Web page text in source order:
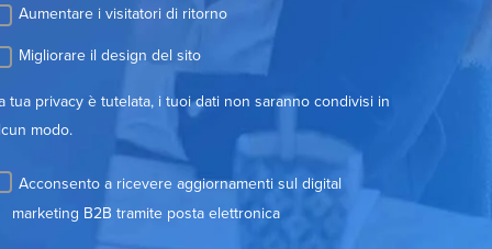
Aumentare i visitatori di ritorno
Migliorare il design del sito
tua privacy è tutelata, i tuoi dati non saranno condivisi in
modo.
Acconsento a ricevere aggiornamenti sul digital
marketing B2B tramite posta elettronica